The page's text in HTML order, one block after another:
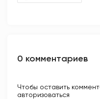
0 комментариев
Чтобы оставить
авторизоваться